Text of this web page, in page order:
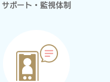
サポート・監視体制